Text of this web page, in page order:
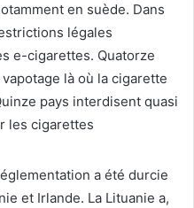
en suède. Dans
légales
e-cigarettes. Quatorze
là où la cigarette
pays interdisent quasi
les cigarettes
a été durcie
et Irlande. La Lituanie a,